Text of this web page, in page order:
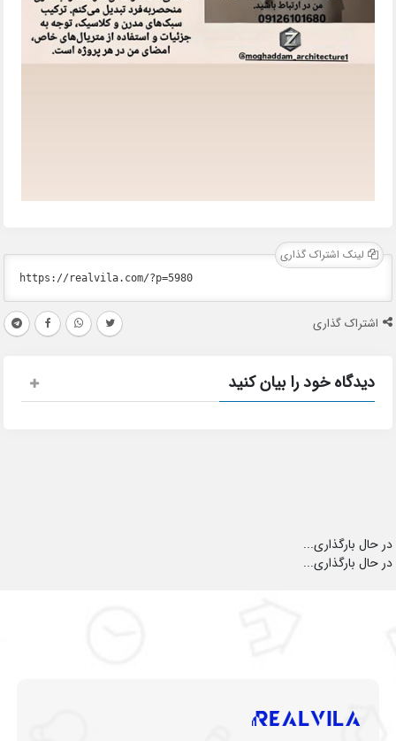
لینک اشتراک گذاری
اشتراک گذاری
دیدگاه خود را بیان کنید
در حال بارگذاری...
در حال بارگذاری...